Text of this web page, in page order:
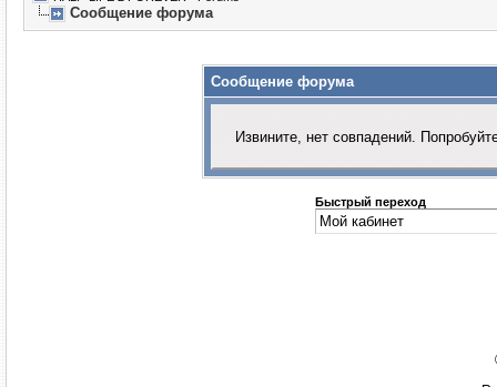
Сообщение форума
Сообщение форума
Извините, нет совпадений.
Быстрый переход